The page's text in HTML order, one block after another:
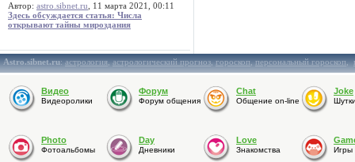
Автор: astro.sibnet.ru , 11 марта 2021, 00:11
Здесь обсуждается статья: Числа
открывают тайны мироздания
Astro.sibnet.ru:астрология,астрологический прогноз,гороскоп,персональный гороскоп,
Видео
Видеоролики
Форум
Форум общения
Chat
Общение on-line
Joke
Photo
Фотоальбомы
Day
Дневники
Love
Знакомства Игры